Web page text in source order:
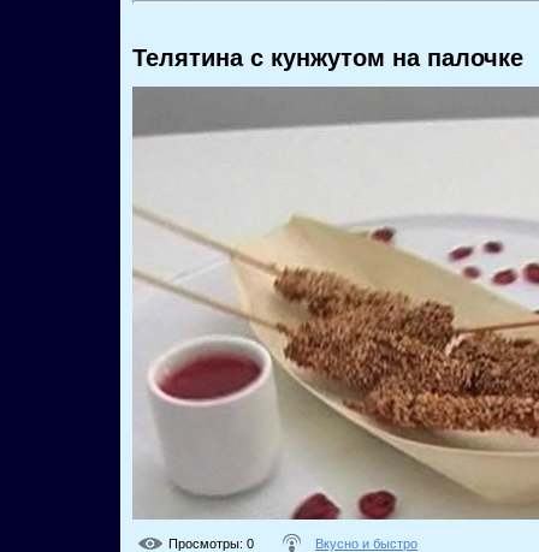
Телятина с кунжутом на палочке
Просмотры: 0 Вкусно и быстро